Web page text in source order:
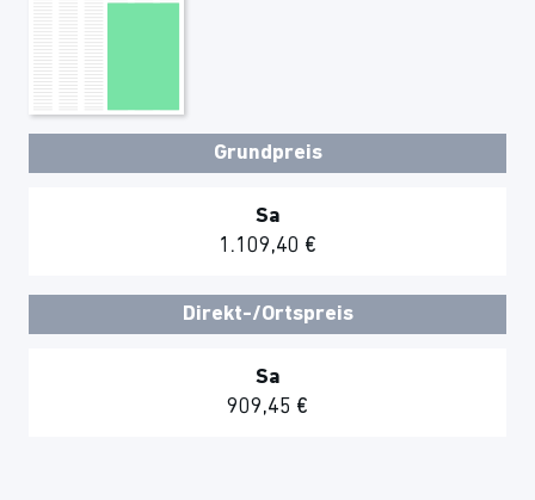
Grundpreis
Sa
1.109,40 €
Direkt-/Ortspreis
Sa
909,45 €